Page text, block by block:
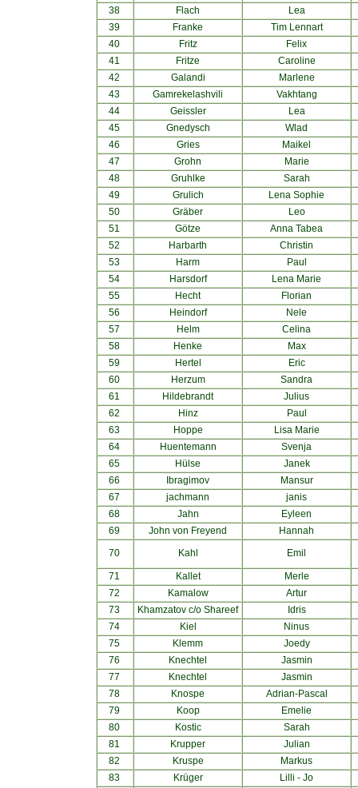
38
Flach
Lea
39
Franke
Tim Lennart
40
Fritz
Felix
41
Fritze
Caroline
42
Galandi
Marlene
43
Gamrekelashvili
Vakhtang
44
Geissler
Lea
45
Gnedysch
Wlad
46
Gries
Maikel
47
Grohn
Marie
48
Gruhlke
Sarah
49
Grulich
Lena Sophie
50
Gräber
Leo
51
Götze
Anna Tabea
52
Harbarth
Christin
53
Harm
Paul
54
Harsdorf
Lena Marie
55
Hecht
Florian
56
Heindorf
Nele
57
Helm
Celina
58
Henke
Max
59
Hertel
Eric
60
Herzum
Sandra
61
Hildebrandt
Julius
62
Hinz
Paul
63
Hoppe
Lisa Marie
64
Huentemann
Svenja
65
Hülse
Janek
66
Ibragimov
Mansur
67
jachmann
janis
68
Jahn
Eyleen
69
John von Freyend
Hannah
70
Kahl Emil
71 Kallet
Merle
72
Kamalow
Artur
73
Khamzatov c/o Shareef
Idris
74
Kiel
Ninus
75
Klemm
Joedy
76
Knechtel
Jasmin
77
Knechtel
Jasmin
78
Knospe
Adrian-Pascal
79
Koop
Emelie
80
Kostic
Sarah
81
Krupper
Julian
82
Kruspe
Markus
83
Krüger
Lilli - Jo